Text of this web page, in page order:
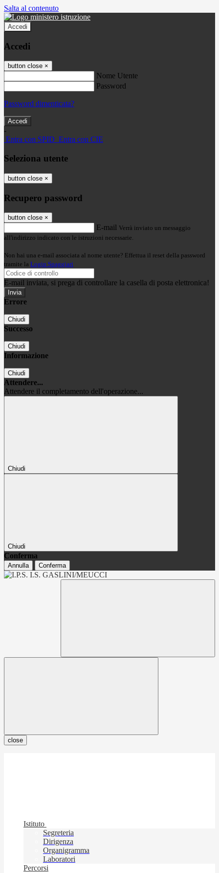
Salta al contenuto
Accedi
Accedi
button close ×
Nome Utente
Password
Password dimenticata?
-
Entra con SPID Entra con CIE
Seleziona utente
button close ×
Recupero password
button close ×
E-mail Verrà inviato un messaggio
all'indirizzo indicato con le istruzioni necessarie.
Non hai una e-mail associata al nome utente? Effettua il reset della password
tramite la Login Spaggiari
E-mail inviata, si prega di controllare la casella di posta elettronica!
Errore
Chiudi
Successo
Chiudi
Informazione
Chiudi
Attendere...
Attendere il completamento dell'operazione...
Chiudi
Chiudi
Conferma
Annulla Conferma
close
Istituto
Segreteria
Dirigenza
Organigramma
Laboratori
Percorsi